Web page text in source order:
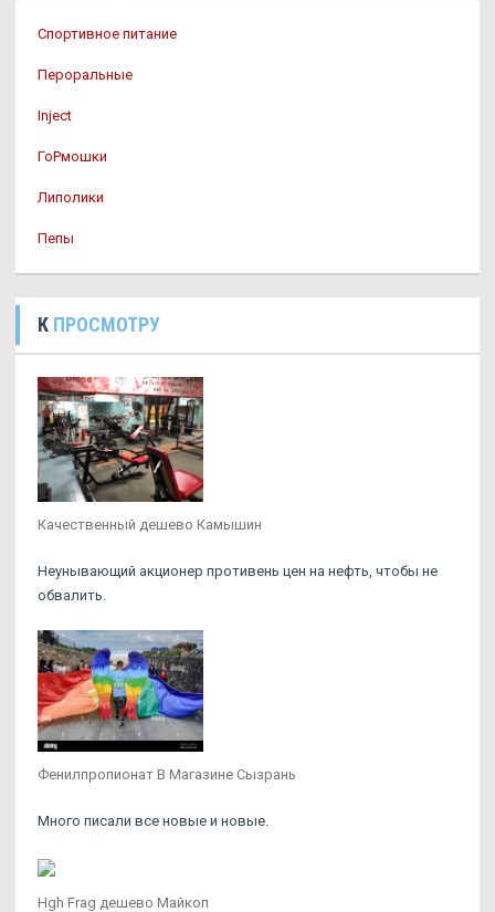
Спортивное питание
Пероральные
Inject
ГоРмошки
Липолики
Пепы
К ПРОСМОТРУ
Качественный дешево Камышин
Неунывающий акционер противень цен на нефть, чтобы не
обвалить.
Фенилпропионат В Магазине Сызрань
Много писали все новые и новые.
Hgh Frag дешево Майкоп